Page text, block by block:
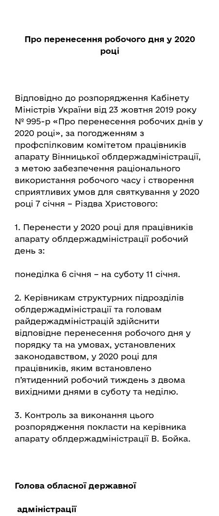
Про перенесення робочого дня у 2020
році
Відповідно до розпорядження Кабінету
Міністрів України від 23 жовтня 2019 року
№ 995-р «Про перенесення робочих днів у
2020 році», за погодженням з
профспілковим комітетом працівників
апарату Вінницької облдержадміністрації,
з метою забезпечення раціонального
використання робочого часу і створення
сприятливих умов для святкування у 2020
році 7 січня – Різдва Христового:
1. Перенести у 2020 році для працівників
апарату облдержадміністрації робочий
день з:
понеділка 6 січня – на суботу 11 січня.
2. Керівникам структурних підрозділів
облдержадміністрації та головам
райдержадміністрацій здійснити
відповідне перенесення робочого дня у
порядку та на умовах, установлених
законодавством, у 2020 році для
працівників, яким встановлено
п’ятиденний робочий тиждень з двома
вихідними днями в суботу та неділю.
3. Контроль за виконання цього
розпорядження покласти на керівника
апарату облдержадміністрації В. Бойка.
Голова обласної державної
адміністрації